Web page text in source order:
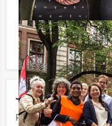
Jouw uitje
Prijs :
Komt u niet aan het
bereid bent voor het
ook gewoon voor